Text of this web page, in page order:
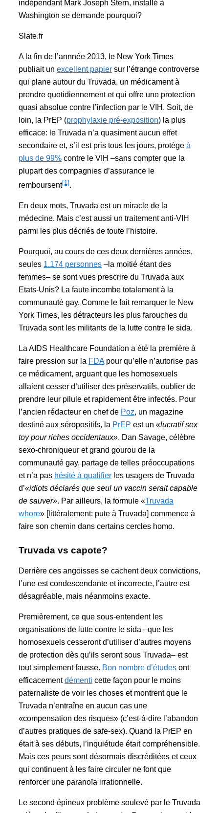
indépendant Mark Joseph Stern, installé à
Washington se demande pourquoi?
Slate.fr
A la fin de l’annnée 2013, le New York Times
publiait un excellent papier sur l’étrange controverse
qui plane autour du Truvada, un médicament à
prendre quotidiennement et qui offre une protection
quasi absolue contre l’infection par le VIH. Soit, de
loin, la PrEP (prophylaxie pré-exposition) la plus
efficace: le Truvada n’a quasiment aucun effet
secondaire et, s’il est pris tous les jours, protège à
plus de 99% contre le VIH –sans compter que la
plupart des compagnies d’assurance le
remboursent[1].
En deux mots, Truvada est un miracle de la
médecine. Mais c’est aussi un traitement anti-VIH
parmi les plus décriés de toute l’histoire.
Pourquoi, au cours de ces deux dernières années,
seules 1.174 personnes –la moitié étant des
femmes– se sont vues prescrire du Truvada aux
Etats-Unis? La faute incombe totalement à la
communauté gay. Comme le fait remarquer le New
York Times, les détracteurs les plus farouches du
Truvada sont les militants de la lutte contre le sida.
La AIDS Healthcare Foundation a été la première à
faire pression sur la FDA pour qu’elle n’autorise pas
ce médicament, arguant que les homosexuels
allaient cesser d’utiliser des préservatifs, oublier de
prendre leur pilule et rapidement être infectés. Pour
l’ancien rédacteur en chef de Poz, un magazine
destiné aux séropositifs, la PrEP est un «lucratif sex
toy pour riches occidentaux». Dan Savage, célèbre
sexo-chroniqueur et grand gourou de la
communauté gay, partage de telles préoccupations
et n’a pas hésité à qualifier les usagers de Truvada
d’«idiots déclarés que seul un vaccin serait capable
de sauver». Par ailleurs, la formule «Truvada
whore» [littéralement: pute à Truvada] commence à
faire son chemin dans certains cercles homo.
Truvada vs capote?
Derrière ces angoisses se cachent deux convictions,
l’une est condescendante et incorrecte, l’autre est
désagréable, mais néanmoins exacte.
Premièrement, ce que sous-entendent les
organisations de lutte contre le sida –que les
homosexuels cesseront d’utiliser d’autres moyens
de protection dès qu’ils seront sous Truvada– est
tout simplement fausse. Bon nombre d’études ont
efficacementdémenti cette façon pour le moins
paternaliste de voir les choses et montrent que le
Truvada n’entraîne en aucun cas une
«compensation des risques» (c’est-à-dire l’abandon
d’autres pratiques de safe-sex). Quand la PrEP en
était à ses débuts, l’inquiétude était compréhensible.
Mais ces peurs sont désormais discréditées et ceux
qui continuent à les faire circuler ne font que
renforcer une paranoïa irrationnelle.
Le second épineux problème soulevé par le Truvada